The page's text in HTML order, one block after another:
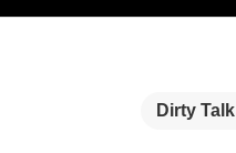
Dirty Talk